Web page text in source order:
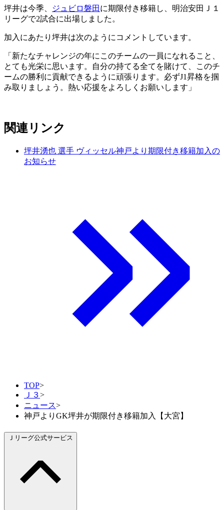
坪井は今季、 ジュビロ磐田 に期限付き移籍し、明治安田Ｊ１
リーグで2試合に出場しました。
加入にあたり坪井は次のようにコメントしています。
「新たなチャレンジの年にこのチームの一員になれること、
とても光栄に思います。自分の持てる全てを賭けて、このチ
ームの勝利に貢献できるように頑張ります。必ずJ1昇格を掴
み取りましょう。熱い応援をよろしくお願いします」
関連リンク
坪井湧也 選手 ヴィッセル神戸より期限付き移籍加入の
お知らせ
TOP>
Ｊ３>
ニュース>
神戸よりGK坪井が期限付き移籍加入【大宮】
Ｊリーグ公式サービス